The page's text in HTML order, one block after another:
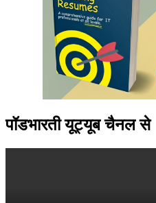
पॉडभारती यूट्यूब चैनल से